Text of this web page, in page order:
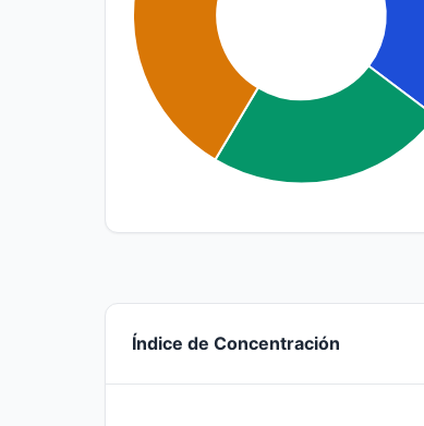
Índice de Concentración